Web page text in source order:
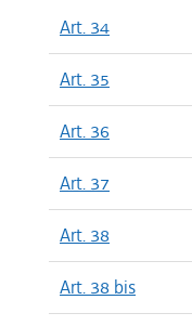
Art. 34
Art. 35
Art. 36
Art. 37
Art. 38
Art. 38 bis